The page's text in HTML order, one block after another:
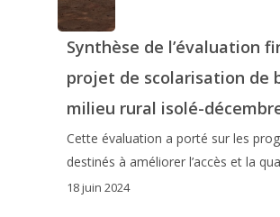
Synthèse de l’évaluation
projet de scolarisation de
milieu rural isolé-
Cette évaluation a porté sur les
destinés à améliorer l’accès et la
18 juin 2024